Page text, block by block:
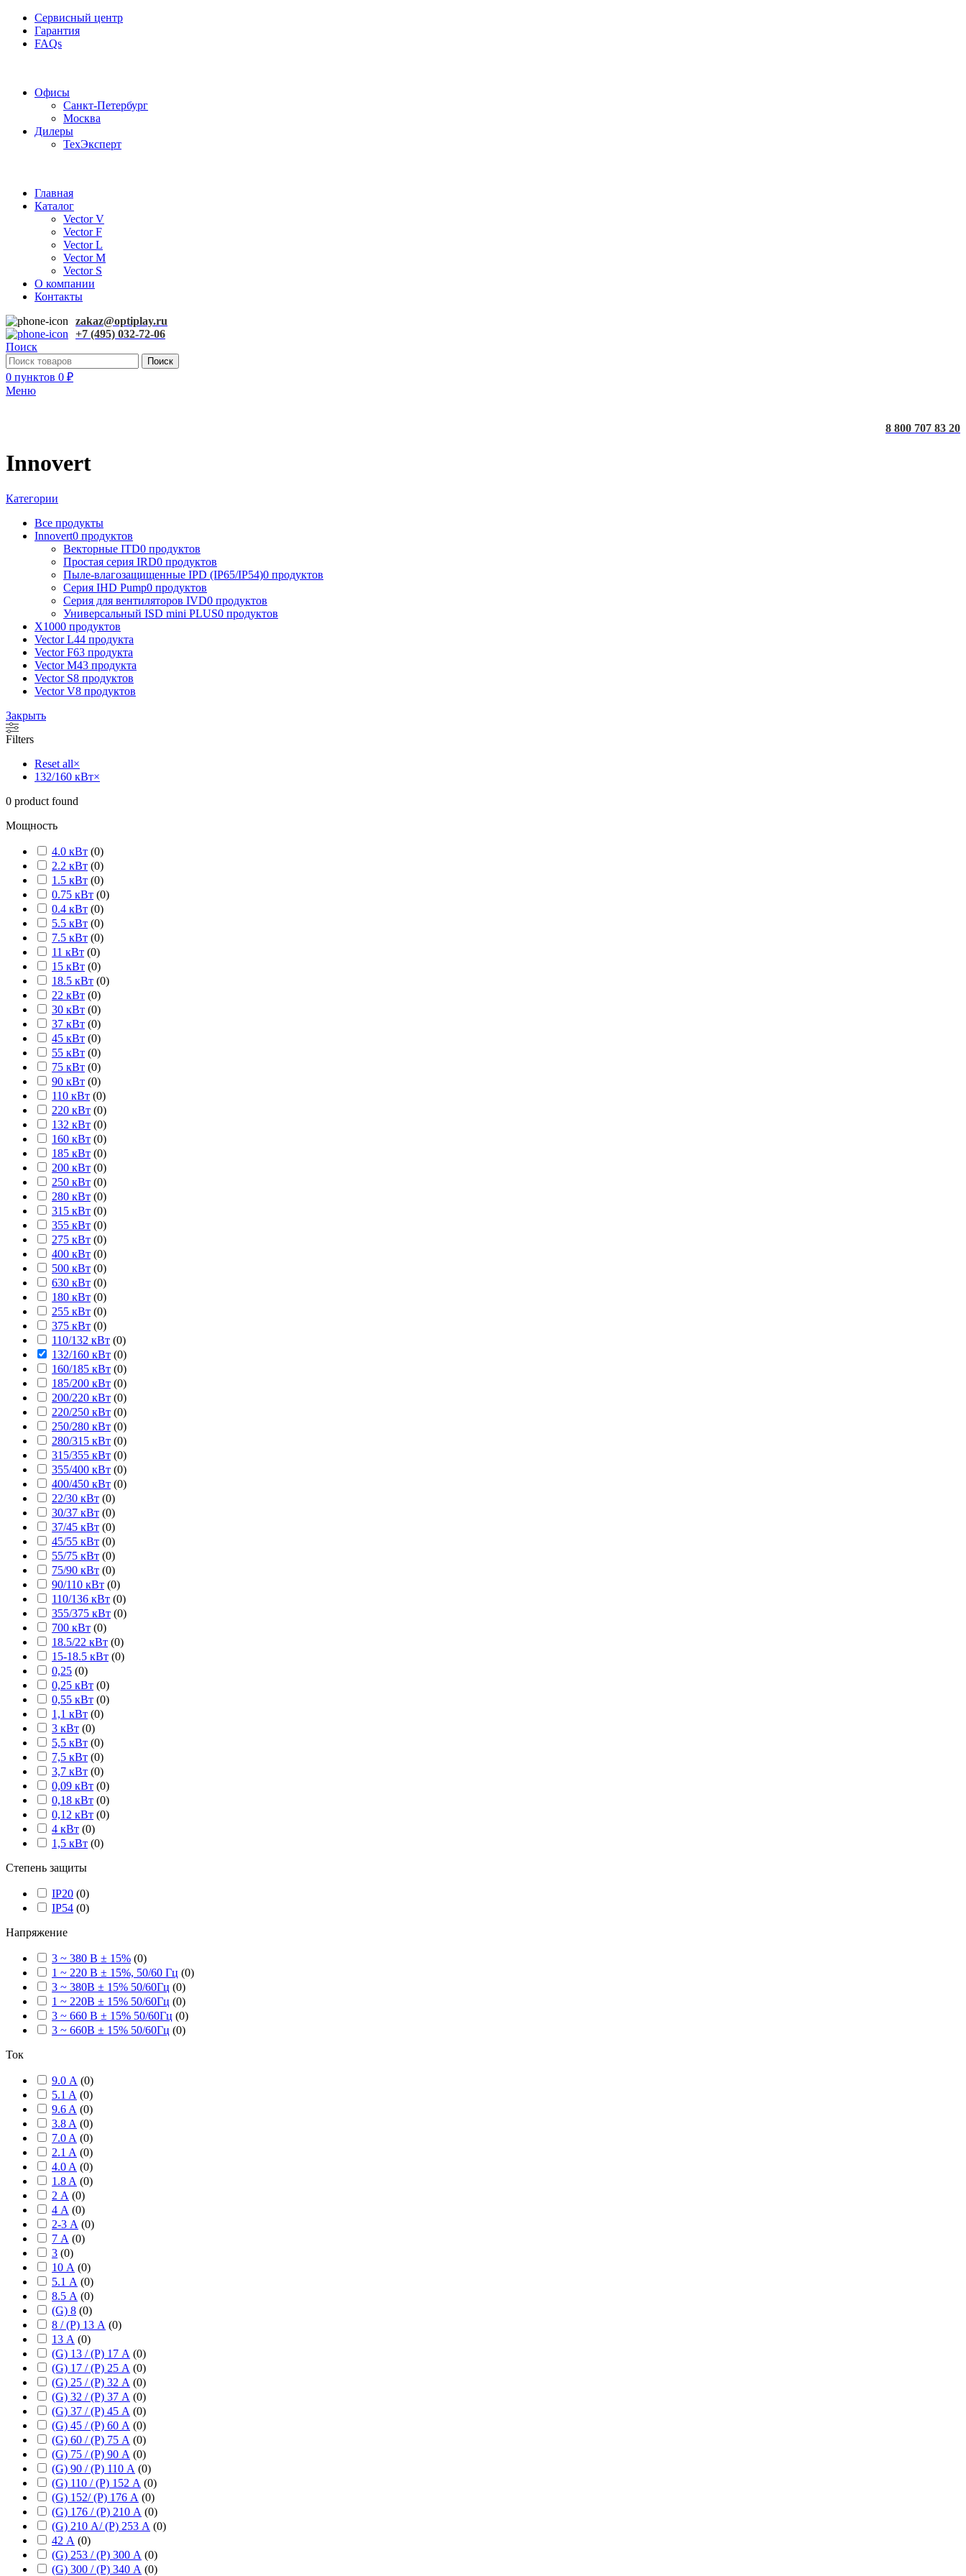
Сервисный центр
Гарантия
FAQs
Офисы
Санкт-Петербург
Москва
Дилеры
ТехЭксперт
Главная
Каталог
Vector V
Vector F
Vector L
Vector M
Vector S
О компании
Контакты
zakaz@optiplay.ru
+7 (495) 032-72-06
Поиск
Поиск
0 пунктов 0 ₽
Меню
8 800 707 83 20
Innovert
Категории
Все продукты
Innovert0 продуктов
Векторные ITD0 продуктов
Простая серия IRD0 продуктов
Пыле-влагозащищенные IPD (IP65/IP54)0 продуктов
Серия IHD Pump0 продуктов
Серия для вентиляторов IVD0 продуктов
Универсальный ISD mini PLUS0 продуктов
X1000 продуктов
Vector L44 продукта
Vector F63 продукта
Vector M43 продукта
Vector S8 продуктов
Vector V8 продуктов
Закрыть
Filters
Reset all×
132/160 кВт×
0 product found
Мощность
4.0 кВт (0)
2.2 кВт (0)
1.5 кВт (0)
0.75 кВт (0)
0.4 кВт (0)
5.5 кВт (0)
7.5 кВт (0)
11 кВт (0)
15 кВт (0)
18.5 кВт (0)
22 кВт (0)
30 кВт (0)
37 кВт (0)
45 кВт (0)
55 кВт (0)
75 кВт (0)
90 кВт (0)
110 кВт (0)
220 кВт (0)
132 кВт (0)
160 кВт (0)
185 кВт (0)
200 кВт (0)
250 кВт (0)
280 кВт (0)
315 кВт (0)
355 кВт (0)
275 кВт (0)
400 кВт (0)
500 кВт (0)
630 кВт (0)
180 кВт (0)
255 кВт (0)
375 кВт (0)
110/132 кВт (0)
132/160 кВт (0)
160/185 кВт (0)
185/200 кВт (0)
200/220 кВт (0)
220/250 кВт (0)
250/280 кВт (0)
280/315 кВт (0)
315/355 кВт (0)
355/400 кВт (0)
400/450 кВт (0)
22/30 кВт (0)
30/37 кВт (0)
37/45 кВт (0)
45/55 кВт (0)
55/75 кВт (0)
75/90 кВт (0)
90/110 кВт (0)
110/136 кВт (0)
355/375 кВт (0)
700 кВт (0)
18.5/22 кВт (0)
15-18.5 кВт (0)
0,25 (0)
0,25 кВт (0)
0,55 кВт (0)
1,1 кВт (0)
3 кВт (0)
5,5 кВт (0)
7,5 кВт (0)
3,7 кВт (0)
0,09 кВт (0)
0,18 кВт (0)
0,12 кВт (0)
4 кВт (0)
1,5 кВт (0)
Степень защиты
IP20 (0)
IP54 (0)
Напряжение
3 ~ 380 В ± 15% (0)
1 ~ 220 В ± 15%, 50/60 Гц (0)
3 ~ 380В ± 15% 50/60Гц (0)
1 ~ 220В ± 15% 50/60Гц (0)
3 ~ 660 В ± 15% 50/60Гц (0)
3 ~ 660В ± 15% 50/60Гц (0)
Ток
9.0 А (0)
5.1 A (0)
9.6 A (0)
3.8 A (0)
7.0 A (0)
2.1 A (0)
4.0 A (0)
1.8 A (0)
2 А (0)
4 А (0)
2-3 А (0)
7 А (0)
3 (0)
10 А (0)
5.1 А (0)
8.5 А (0)
(G) 8 (0)
8 / (P) 13 А (0)
13 А (0)
(G) 13 / (P) 17 А (0)
(G) 17 / (P) 25 А (0)
(G) 25 / (P) 32 А (0)
(G) 32 / (P) 37 А (0)
(G) 37 / (P) 45 А (0)
(G) 45 / (P) 60 А (0)
(G) 60 / (P) 75 А (0)
(G) 75 / (P) 90 А (0)
(G) 90 / (P) 110 А (0)
(G) 110 / (P) 152 А (0)
(G) 152/ (P) 176 А (0)
(G) 176 / (P) 210 А (0)
(G) 210 А/ (P) 253 А (0)
42 А (0)
(G) 253 / (P) 300 А (0)
(G) 300 / (P) 340 А (0)